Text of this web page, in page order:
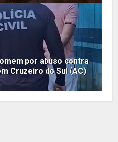
por abuso contra
Cruzeiro do Sul (AC)